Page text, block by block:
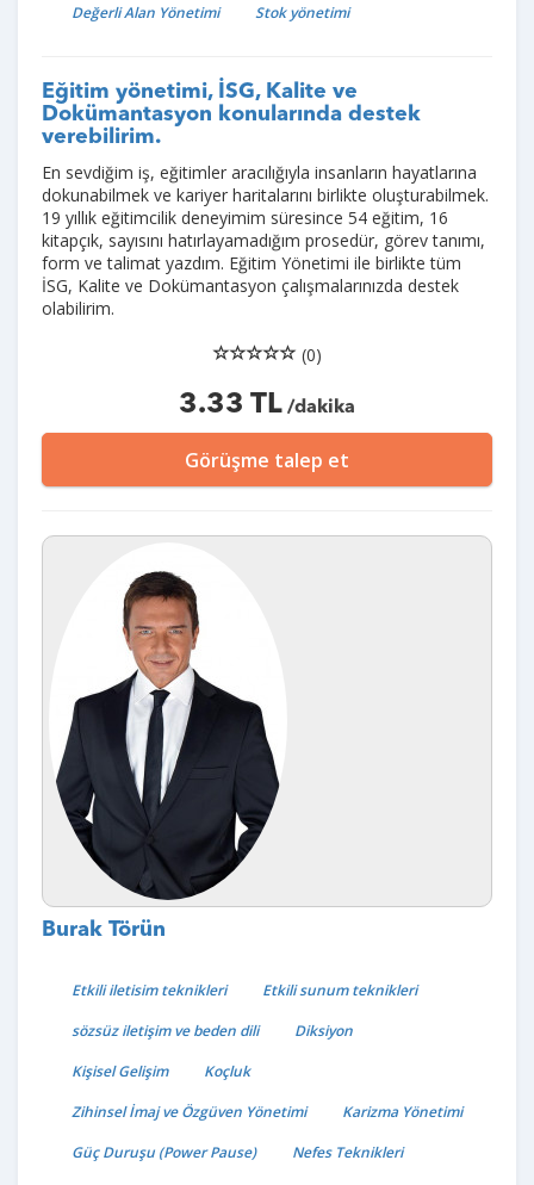
Değerli Alan Yönetimi
Stok yönetimi
Eğitim yönetimi, İSG, Kalite ve
Dokümantasyon konularında destek
verebilirim.
En sevdiğim iş, eğitimler aracılığıyla insanların hayatlarına
dokunabilmek ve kariyer haritalarını birlikte oluşturabilmek.
19 yıllık eğitimcilik deneyimim süresince 54 eğitim, 16
kitapçık, sayısını hatırlayamadığım prosedür, görev tanımı,
form ve talimat yazdım. Eğitim Yönetimi ile birlikte tüm
İSG, Kalite ve Dokümantasyon çalışmalarınızda destek
olabilirim.
(0)
3.33 TL /dakika
Görüşme talep et
Burak Törün
Etkili iletisim teknikleri
Etkili sunum teknikleri
sözsüz iletişim ve beden dili
Diksiyon
Kişisel Gelişim
Koçluk
Zihinsel İmaj ve Özgüven Yönetimi
Karizma Yönetimi
Güç Duruşu (Power Pause)
Nefes Teknikleri